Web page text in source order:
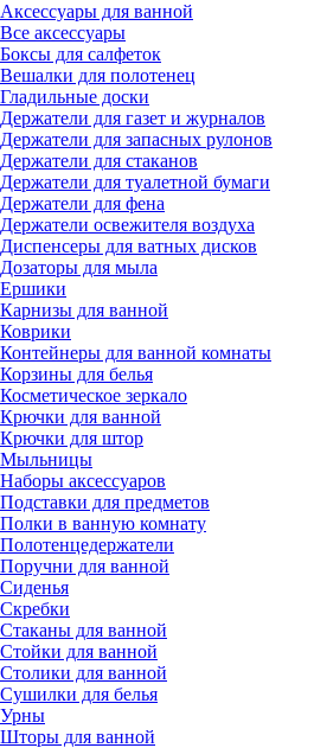
Аксессуары для ванной
Все аксессуары
Боксы для салфеток
Вешалки для полотенец
Гладильные доски
Держатели для газет и журналов
Держатели для запасных рулонов
Держатели для стаканов
Держатели для туалетной бумаги
Держатели для фена
Держатели освежителя воздуха
Диспенсеры для ватных дисков
Дозаторы для мыла
Ершики
Карнизы для ванной
Коврики
Контейнеры для ванной комнаты
Корзины для белья
Косметическое зеркало
Крючки для ванной
Крючки для штор
Мыльницы
Наборы аксессуаров
Подставки для предметов
Полки в ванную комнату
Полотенцедержатели
Поручни для ванной
Сиденья
Скребки
Стаканы для ванной
Стойки для ванной
Столики для ванной
Сушилки для белья
Урны
Шторы для ванной